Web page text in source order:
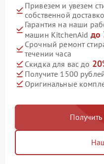
Привезем и увезем
собственной
Гарантия на наши
машин KitchenAid до
Срочный ремонт
течении часа
Скидка для вас до
Получите 1500
Оригинальные